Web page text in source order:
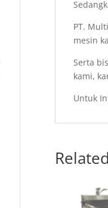
PT.
mesin
Serta
kami,
Untuk